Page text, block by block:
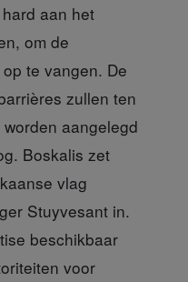
aan het
om de
te vangen. De
zullen ten
aangelegd
Boskalis zet
vlag
Stuyvesant in.
beschikbaar
voor